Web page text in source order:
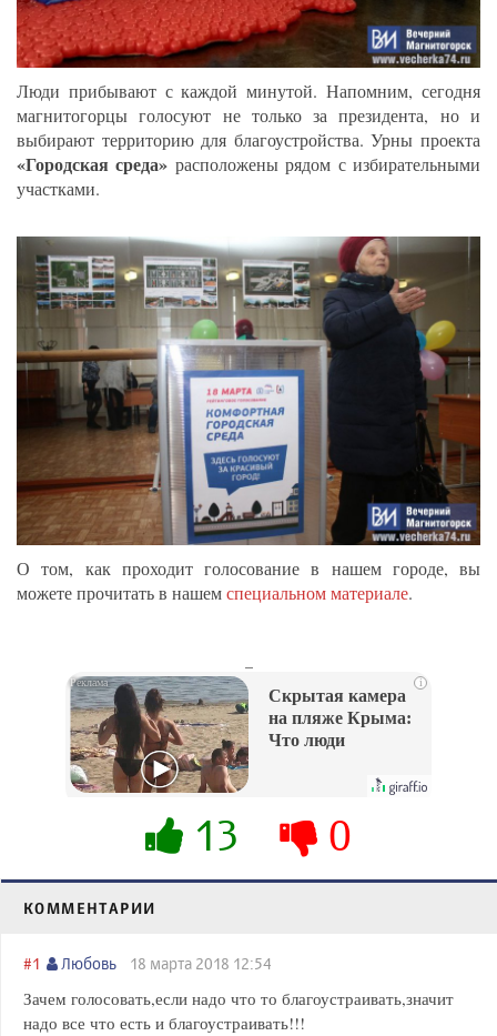
Люди прибывают с каждой минутой. Напомним, сегодня
магнитогорцы голосуют не только за президента, но и
выбирают территорию для благоустройства. Урны проекта
«Городская среда» расположены рядом с избирательными
участками.
О том, как проходит голосование в нашем городе, вы
можете прочитать в нашемспециальном материале.
i
Скрытая камера
на пляже Крыма:
Что люди
их не видят...
13 0
КОММЕНТАРИИ
#1 Любовь 18 марта 2018 12:54
Зачем голосовать,если надо что то благоустраивать,значит
надо все что есть и благоустраивать!!!